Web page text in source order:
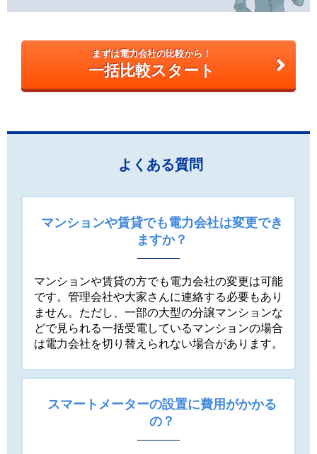
まずは電力会社の比較から！
一括比較スタート
よくある質問
マンションや賃貸でも電力会社は変更でき
ますか？
マンションや賃貸の方でも電力会社の変更は可能
です。管理会社や大家さんに連絡する必要もあり
ません。ただし、一部の大型の分譲マンションな
どで見られる一括受電しているマンションの場合
は電力会社を切り替えられない場合があります。
スマートメーターの設置に費用がかかる
の？